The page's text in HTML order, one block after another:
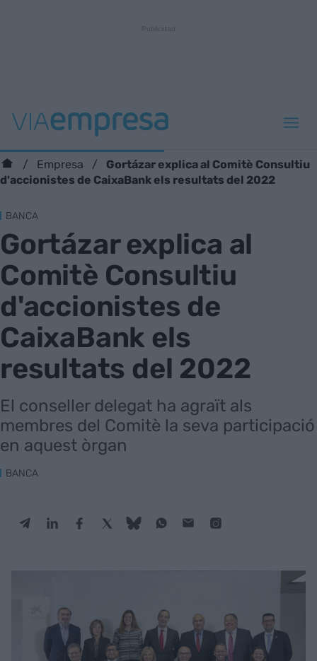
Empresa
Gortázar explica al Comitè Consultiu
d'accionistes de CaixaBank els resultats del 2022
BANCA
Gortázar explica al
Comitè Consultiu
d'accionistes de
CaixaBank els
resultats del 2022
El conseller delegat ha agraït als
membres del Comitè la seva participació
en aquest òrgan
BANCA